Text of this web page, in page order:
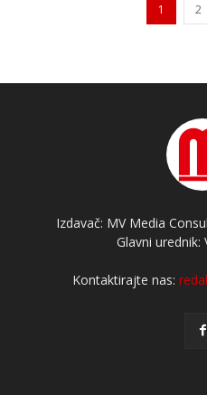
1 2
Izdavač: MV Media
Glavni urednik:
Kontaktirajte nas: